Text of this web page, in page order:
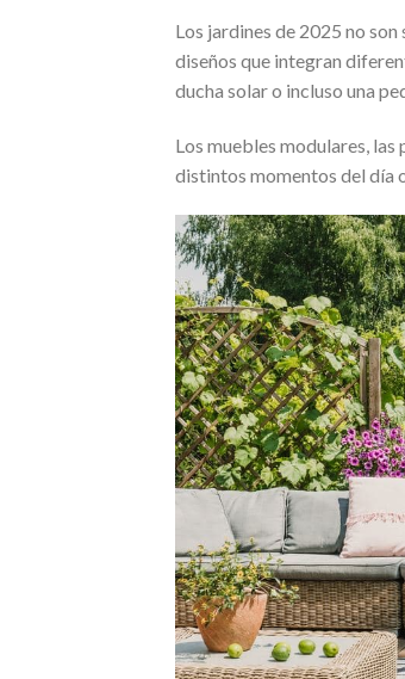
Los jardines de 2025 no
diseños que integran
ducha solar o incluso una
Los muebles modulares,
distintos momentos del día